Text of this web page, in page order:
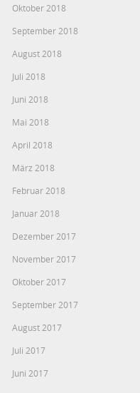
Oktober 2018
September 2018
August 2018
Juli 2018
Juni 2018
Mai 2018
April 2018
März 2018
Februar 2018
Januar 2018
Dezember 2017
November 2017
Oktober 2017
September 2017
August 2017
Juli 2017
Juni 2017